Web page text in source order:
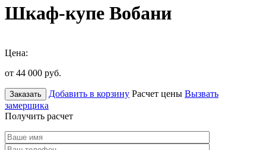
Шкаф-купе Вобани
Цена:
от 44 000 руб.
Заказать Добавить в корзину Расчет цены Вызвать
замерщика
Получить расчет